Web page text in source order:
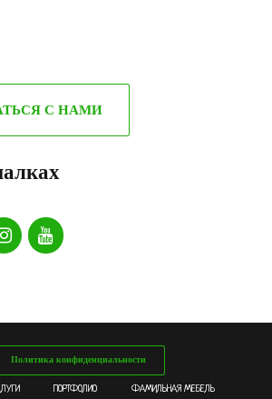
С НАМИ
Политика конфиденциальности
ПОРТФОЛИО ФАМИЛЬНАЯ МЕБЕЛЬ